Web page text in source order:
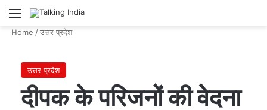
Menu
Home /उत्तर प्रदेश
उत्तर प्रदेश
दीपक के परिजनों की वेदना